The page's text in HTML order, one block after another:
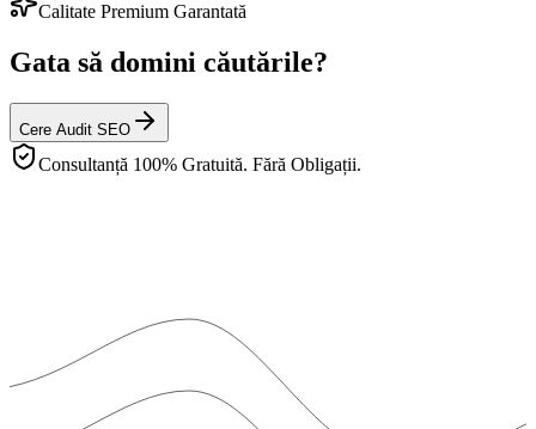
Calitate Premium Garantată
Gata să domini căutările?
Cere Audit SEO
Consultanță 100% Gratuită. Fără Obligații.